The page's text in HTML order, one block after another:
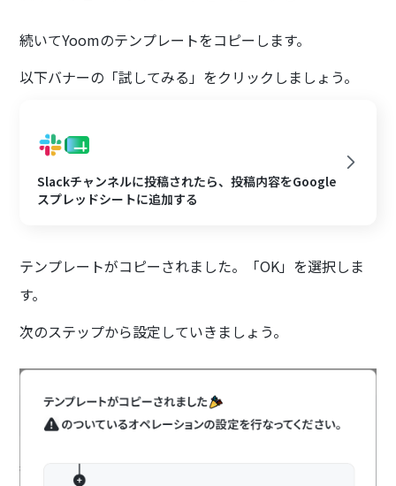
続いてYoomのテンプレートをコピーします。
以下バナーの「試してみる」をクリックしましょう。
Slackチャンネルに投稿されたら、投稿内容をGoogle
スプレッドシートに追加する
テンプレートがコピーされました。「OK」を選択しま
す。
次のステップから設定していきましょう。